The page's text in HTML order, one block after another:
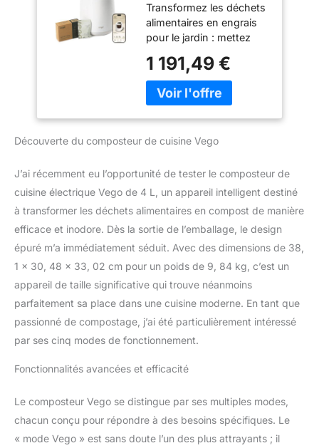
pour cuisine, 5
modes, bac à
compost intelligent
basé sur le poids
avec application
inodore, auto-
nettoyante,
machine à compost
alimentaires à
Transformez les déchets
alimentaires en engrais
pour le jardin : mettez
à bon escient.
Composteur de cuisine
Vego avec une grande
jardin en transformant
que vous cultivez en un
amendement de jardin
riche en nutriments Bac à
compost intelligent avec
application : traitement
intelligent basé sur le
poids, avec une échelle
votre composteur
d'ajuster les temps de
traitement en fonction du
poids des restes ajoutés
surveiller l'état de
composteur de cuisine
intelligent Vego vous
permet d'économiser du
temps et consomme
1 191,49 €
Découverte du composteur de cuisine Vego
J’ai récemment eu l’opportunité de tester le composteur de
cuisine électrique Vego de 4 L, un appareil intelligent destiné
à transformer les déchets alimentaires en compost de manière
efficace et inodore. Dès la sortie de l’emballage, le design
épuré m’a immédiatement séduit. Avec des dimensions de 38,
1 x 30, 48 x 33, 02 cm pour un poids de 9, 84 kg, c’est un
appareil de taille significative qui trouve néanmoins
parfaitement sa place dans une cuisine moderne. En tant que
passionné de compostage, j’ai été particulièrement intéressé
par ses cinq modes de fonctionnement.
Fonctionnalités avancées et efficacité
Le composteur Vego se distingue par ses multiples modes,
chacun conçu pour répondre à des besoins spécifiques. Le
« mode Vego » est sans doute l’un des plus attrayants ; il